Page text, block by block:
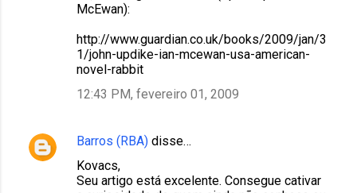
McEwan):
http://www.guardian.co.uk/books/2009/jan/3
1/john-updike-ian-mcewan-usa-american-
novel-rabbit
12:43 PM, fevereiro 01, 2009
Barros (RBA) disse…
Kovacs,
Seu artigo está excelente. Consegue cativar